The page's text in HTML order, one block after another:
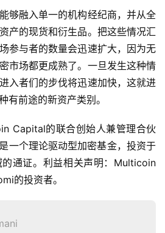
够融入单一的机构经纪商，并从全
产的现货和衍生品。把这些情况汇
参与者的数量会迅速扩大，因为无
市场都更成熟了。一旦发生这种情
入者们的步伐将迅速加快，这就进
有前途的新资产类别。
Capital的联合创始人兼管理合伙
一个理论驱动型加密基金，投资于
通证。利益相关声明：Multicoin
的投资者。